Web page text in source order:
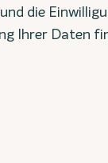
die
Ihrer Daten